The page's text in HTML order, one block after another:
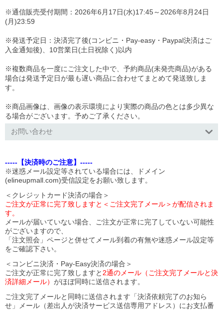
※通信販売受付期間：2026年6月17日(水)17:45～2026年8月24日
(月)23:59
※発送予定日：決済完了後(コンビニ・Pay-easy・Paypal決済はご
入金通知後)、10営業日(土日祝除く)以内
※複数商品を一度にご注文した中で、予約商品(未発売商品)がある
場合は発送予定日が最も遅い商品に合わせてまとめて発送致しま
す。
※商品画像は、画像の表示環境により実際の商品の色とは多少異な
る場合がございます。予めご了承ください。
お問い合わせ
-----【決済時のご注意】-----
※迷惑メール設定等されている場合には、ドメイン
(elineupmall.com)受信設定をお願い致します。
＜クレジットカード決済の場合＞
ご注文が正常に完了致しますと＜ご注文完了メール＞が配信されま
す。
メールが届いていない場合、ご注文が正常に完了していない可能性
がございますので、
「注文照会」ページと併せてメール到着の有無や迷惑メール設定等
をご確認下さい。
＜コンビニ決済・Pay-Easy決済の場合＞
ご注文が正常に完了致しますと 2通のメール（ご注文完了メールと決
済詳細メール） がほぼ同時に送信されます。
ご注文完了メールと同時に送信されます「決済依頼完了のお知ら
せ」メール（差出人が決済サービス送信専用アドレス）にお支払番